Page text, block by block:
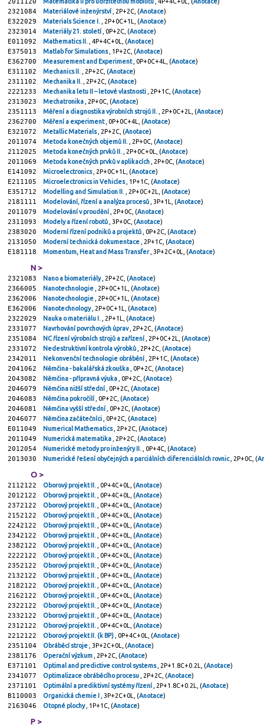
2321084 Materiálové inženýrství , 2P+2C, (Anotace)
E322029 Materials Science I. , 2P+0C+1L, (Anotace)
2323014 Materiály 21. století , 0P+2C, (Anotace)
E011092 Mathematics II. , 4P+4C+0L, (Anotace)
E375013 Matlab for Simulations , 1P+2C, (Anotace)
E362700 Measurement and Experiment , 0P+0C+4L, (Anotace)
E311102 Mechanics II. , 2P+2C, (Anotace)
2311102 Mechanika II. , 2P+2C, (Anotace)
2221233 Mechanika letu II – letové vlastnosti , 2P+1C, (Anotace)
2313023 Mechatronika , 2P+0C, (Anotace)
2351113 Měření a diagnostika výrobních strojů II. , 2P+0C+2L, (Anotace)
2362700 Měření a experiment , 0P+0C+4L, (Anotace)
E321072 Metallic Materials , 2P+2C, (Anotace)
2011074 Metoda konečných objemů II. , 2P+0C, (Anotace)
2112025 Metoda konečných prvků II. , 2P+0C+0L, (Anotace)
2011069 Metoda konečných prvků v aplikacích , 2P+0C, (Anotace)
E141092 Microelectronics , 2P+0C+1L, (Anotace)
E211105 Microelectronics in Vehicles , 1P+1C, (Anotace)
E351712 Modelling and Simulation II. , 2P+0C+2L, (Anotace)
2181111 Modelování, řízení a analýza procesů , 3P+1L, (Anotace)
2011079 Modelování v proudění , 2P+0C, (Anotace)
2311093 Modely a řízení robotů , 3P+0C, (Anotace)
2383020 Moderní řízení podniků a projektů , 0P+2C, (Anotace)
2131050 Moderní technická dokumentace , 2P+1C, (Anotace)
E181118 Momentum, Heat and Mass Transfer , 3P+2C+0L, (Anotace)
N >
2321083 Nano a biomateriály , 2P+2C, (Anotace)
2366005 Nanotechnologie , 2P+0C+1L, (Anotace)
2362006 Nanotechnologie , 2P+0C+1L, (Anotace)
E362006 Nanotechnology , 2P+0C+1L, (Anotace)
2322029 Nauka o materiálu I. , 2P+1L, (Anotace)
2331077 Navrhování povrchových úprav , 2P+2C, (Anotace)
2351084 NC řízení výrobních strojů a zařízení , 2P+0C+2L, (Anotace)
2331072 Nedestruktivní kontrola výrobků , 2P+2C, (Anotace)
2342011 Nekonvenční technologie obrábění , 2P+1C, (Anotace)
2041062 Němčina - bakalářská zkouška , 0P+2C, (Anotace)
2043082 Němčina - přípravná výuka , 0P+2C, (Anotace)
2046079 Němčina nižší střední , 0P+2C, (Anotace)
2046083 Němčina pokročilí , 0P+2C, (Anotace)
2046081 Němčina vyšší střední , 0P+2C, (Anotace)
2046077 Němčina začátečníci , 0P+2C, (Anotace)
E011049 Numerical Mathematics , 2P+2C, (Anotace)
2011049 Numerická matematika , 2P+2C, (Anotace)
2012054 Numerické metody pro inženýry II. , 0P+4C, (Anotace)
2013030 Numerické řešení obyčejných a parciálních diferenciálních rovnic , 2P+0C, (
O >
2112122 Oborový projekt II. , 0P+4C+0L, (Anotace)
2012122 Oborový projekt II. , 0P+4C+0L, (Anotace)
2372122 Oborový projekt II. , 0P+4C+0L, (Anotace)
2152122 Oborový projekt II. , 0P+4C+0L, (Anotace)
2242122 Oborový projekt II. , 0P+4C+0L, (Anotace)
2342122 Oborový projekt II. , 0P+4C+0L, (Anotace)
2382122 Oborový projekt II. , 0P+4C+0L, (Anotace)
2222122 Oborový projekt II. , 0P+4C+0L, (Anotace)
2352122 Oborový projekt II. , 0P+4C+0L, (Anotace)
2132122 Oborový projekt II. , 0P+4C+0L, (Anotace)
2182122 Oborový projekt II. , 0P+4C+0L, (Anotace)
2162122 Oborový projekt II. , 0P+4C+0L, (Anotace)
2322122 Oborový projekt II. , 0P+4C+0L, (Anotace)
2332122 Oborový projekt II. , 0P+4C+0L, (Anotace)
2312122 Oborový projekt II. , 0P+4C+0L, (Anotace)
2212122 Oborový projekt II. (k BP) , 0P+4C+0L, (Anotace)
2351104 Obráběcí stroje , 3P+2C+0L, (Anotace)
2381176 Operační výzkum , 2P+2C, (Anotace)
E371101 Optimal and predictive control systems , 2P+1.8C+0.2L, (Anotace)
2341077 Optimalizace obráběcího procesu , 2P+2C, (Anotace)
2371101 Optimální a prediktivní systémy řízení , 2P+1.8C+0.2L, (Anotace)
B110003 Organická chemie I , 3P+2C+0L, (Anotace)
2163046 Otopné plochy , 1P+1C, (Anotace)
P >